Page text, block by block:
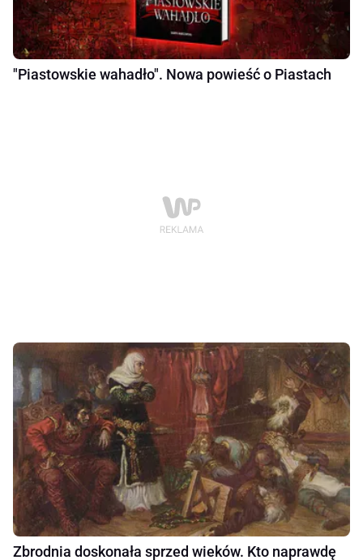
"Piastowskie wahadło". Nowa powieść o Piastach
Zbrodnia doskonała sprzed wieków. Kto naprawdę